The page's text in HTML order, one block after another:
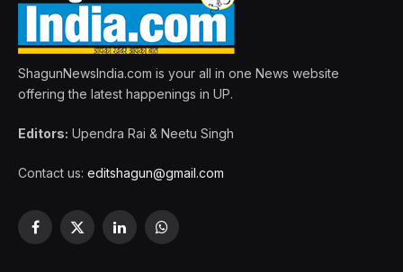
ShagunNewsIndia.com is your all in one News website
offering the latest happenings in UP.
Editors: Upendra Rai & Neetu Singh
Contact us: editshagun@gmail.com
Facebook
X
LinkedInWhatsApp